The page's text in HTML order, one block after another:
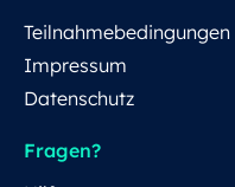
Teilnahmebedingungen
Impressum
Datenschutz
Fragen?